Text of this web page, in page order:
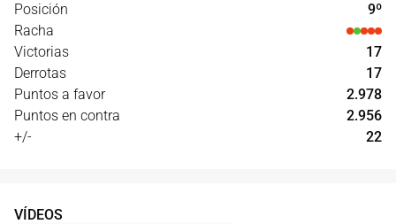
Posición
9º
Racha
Victorias
17
Derrotas
17
Puntos a favor
2.978
Puntos en contra
2.956
+/-
22
VÍDEOS